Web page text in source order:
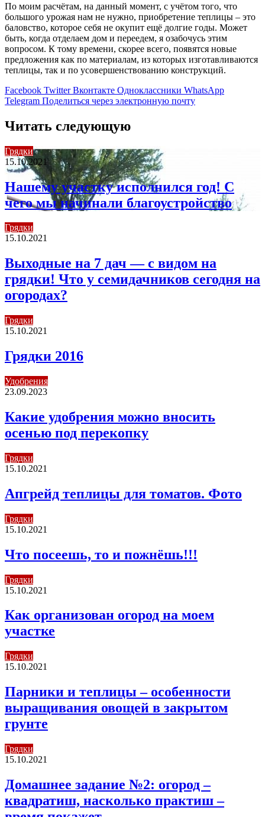
По моим расчётам, на данный момент, с учётом того, что
большого урожая нам не нужно, приобретение теплицы – это
баловство, которое себя не окупит ещё долгие годы. Может
быть, когда отделаем дом и переедем, я озабочусь этим
вопросом. К тому времени, скорее всего, появятся новые
предложения как по материалам, из которых изготавливаются
теплицы, так и по усовершенствованию конструкций.
Facebook Twitter Вконтакте Одноклассники WhatsApp
Telegram Поделиться через электронную почту
Читать следующую
Грядки
15.10.2021
Нашему участку исполнился год! С
чего мы начинали благоустройство
Грядки
15.10.2021
Выходные на 7 дач — с видом на
грядки! Что у семидачников сегодня на
огородах?
Грядки
15.10.2021
Грядки 2016
Удобрения
23.09.2023
Какие удобрения можно вносить
осенью под перекопку
Грядки
15.10.2021
Апгрейд теплицы для томатов. Фото
Грядки
15.10.2021
Что посеешь, то и пожнёшь!!!
Грядки
15.10.2021
Как организован огород на моем
участке
Грядки
15.10.2021
Парники и теплицы – особенности
выращивания овощей в закрытом
грунте
Грядки
15.10.2021
Домашнее задание №2: огород –
квадратиш, насколько практиш –